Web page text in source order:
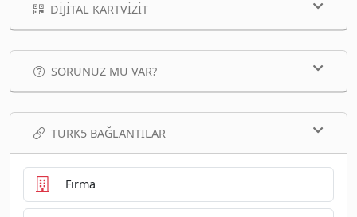
DIJITAL KARTVIZIT
SORUNUZ MU VAR?
TURK5 BAĞLANTILAR
Firma